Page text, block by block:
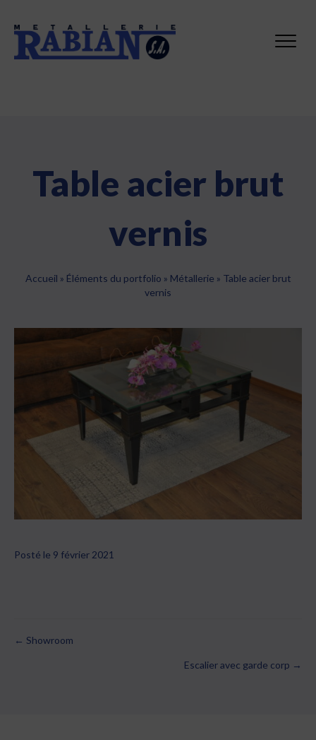
Table acier brut
vernis
Accueil » Éléments du portfolio » Métallerie » Table acier brut
vernis
Posté le 9 février 2021
Posts
← Showroom
Escalier avec garde corp →